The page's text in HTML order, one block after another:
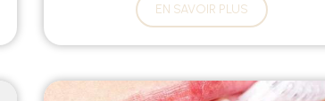
EN SAVOIR PLUS